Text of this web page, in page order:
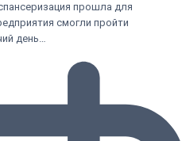
прошла для
смогли пройти
день…